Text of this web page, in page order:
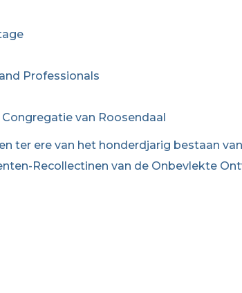
Professionals
Congregatie van Roosendaal
ter ere van het honderdjarig bestaan
Recollectinen van de Onbevlekte